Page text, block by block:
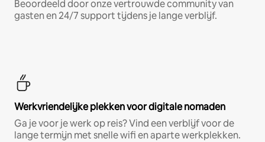
Beoordeeld door onze vertrouwde community van
gasten en 24/7 support tijdens je lange verblijf.
Werkvriendelijke plekken voor digitale nomaden
Ga je voor je werk op reis? Vind een verblijf voor de
lange termijn met snelle wifi en aparte werkplekken.